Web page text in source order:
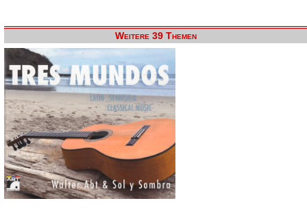
Weitere 39 Themen